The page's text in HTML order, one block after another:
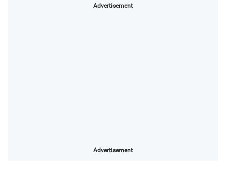
Advertisement
Advertisement